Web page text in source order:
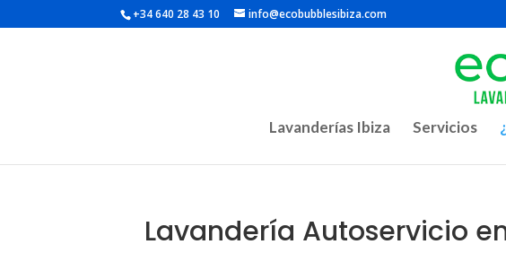
+34 640 28 43 10 info@ecobubblesibiza.com
Lavanderías Ibiza Servicios
Lavandería Autoservicio